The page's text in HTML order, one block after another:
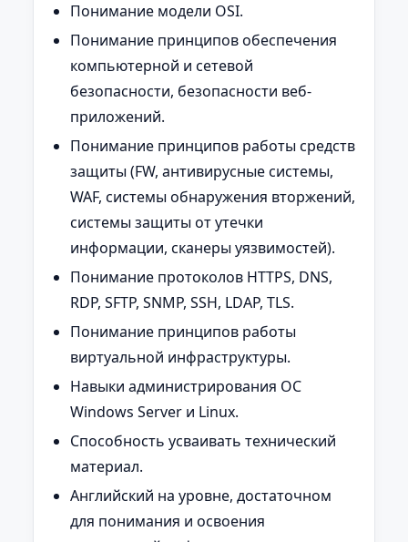
Понимание модели OSI.
Понимание принципов обеспечения
компьютерной и сетевой
безопасности, безопасности веб-
приложений.
Понимание принципов работы средств
защиты (FW, антивирусные системы,
WAF, системы обнаружения вторжений,
системы защиты от утечки
информации, сканеры уязвимостей).
Понимание протоколов HTTPS, DNS,
RDP, SFTP, SNMP, SSH, LDAP, TLS.
Понимание принципов работы
виртуальной инфраструктуры.
Навыки администрирования ОС
Windows Server и Linux.
Способность усваивать технический
материал.
Английский на уровне, достаточном
для понимания и освоения